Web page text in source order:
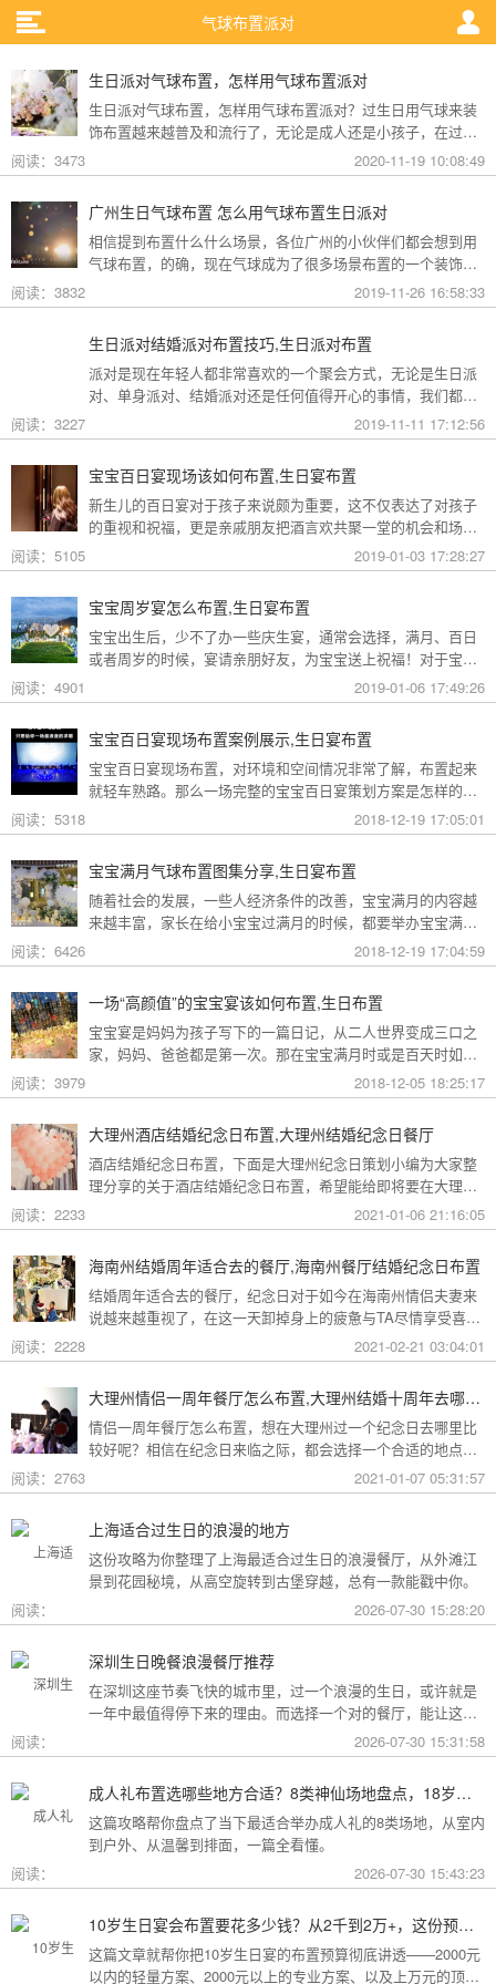
气球布置派对
生日派对气球布置，怎样用气球布置派对
生日派对气球布置，怎样用气球布置派对？过生日用气球来装
饰布置越来越普及和流行了，无论是成人还是小孩子，在过生
日开派对的时候，都喜欢用气球来装饰布置现场，是最能提升
气氛的好办法。今天，礼帮帮生日策划小编就给大家分享怎样
阅读：3473 2020-11-19 10:08:49
广州生日气球布置 怎么用气球布置生日派对
相信提到布置什么什么场景，各位广州的小伙伴们都会想到用
气球布置，的确，现在气球成为了很多场景布置的一个装饰元
素，但其实我们从网络上看到的一些气球布置图片有些实在不
忍直视，布置气球是门艺术，正确的搭配气球会让你的生日派
大家讲解下怎么用气球布置生日派对!
阅读：3832 2019-11-26 16:58:33
生日派对结婚派对布置技巧,生日派对布置
派对是现在年轻人都非常喜欢的一个聚会方式，无论是生日派
对、单身派对、结婚派对还是任何值得开心的事情，我们都会
来一场欢乐又闹腾的派对仪式，平时可能看看别人装扮布置觉
得挺方便的，但是真的到自己布置了，可不是那么容易的呢，
乐的装扮与布置，才能留下最美好又值得纪念的回忆。今天小
编就教教大家怎么布置好一场完美的派对！
阅读：3227 2019-11-11 17:12:56
宝宝百日宴现场该如何布置,生日宴布置
新生儿的百日宴对于孩子来说颇为重要，这不仅表达了对孩子
的重视和祝福，更是亲戚朋友把酒言欢共聚一堂的机会和场
合。哪么宝宝百日宴现场该如何布置？宝宝百日宴的现场要布
置十分的美丽景致，不管日常以浅蓝色为主，男宝宝百岁宴布
阅读：5105 2019-01-03 17:28:27
宝宝周岁宴怎么布置,生日宴布置
​宝宝出生后，少不了办一些庆生宴，通常会选择，满月、百日
或者周岁的时候，宴请亲朋好友，为宝宝送上祝福！对于宝宝
的周岁宴会布置，妈妈们也没少操心哦，今天小编就和大家分
享一些简单而又非常温馨有爱的宝宝周岁宴布置案例，给各位
阅读：4901 2019-01-06 17:49:26
宝宝百日宴现场布置案例展示,生日宴布置
宝宝百日宴现场布置，对环境和空间情况非常了解，布置起来
就轻车熟路。那么一场完整的宝宝百日宴策划方案是怎样的
呢，除了我们看见明星宝宝宴绚丽。今天好派小编带来宝宝百
日宴现场布置。
阅读：5318 2018-12-19 17:05:01
宝宝满月气球布置图集分享,生日宴布置
随着社会的发展，一些人经济条件的改善，宝宝满月的内容越
来越丰富，家长在给小宝宝过满月的时候，都要举办宝宝满月
宴，摆满月酒来为小宝宝进行庆祝，也是宝宝成长过程中一项
重大的仪式。对于宝宝的宴会布置，妈妈们也没少操心哦，今
给各位宝妈做参考哦。
阅读：6426 2018-12-19 17:04:59
一场“高颜值”的宝宝宴该如何布置,生日布置
宝宝宴是妈妈为孩子写下的一篇日记，从二人世界变成三口之
家，妈妈、爸爸都是第一次。那在宝宝满月时或是百天时如何
为宝宝布置一场“高颜值”的宝宝宴呢？今天好派小编带你进入
“高颜值”的宝宝宴的布置现场，让你为宝宝留下美好的纪念日
阅读：3979 2018-12-05 18:25:17
大理州酒店结婚纪念日布置,大理州结婚纪念日餐厅
酒店结婚纪念日布置，下面是大理州纪念日策划小编为大家整
理分享的关于酒店结婚纪念日布置，希望能给即将要在大理州
选择纪念日惊喜活动的朋友们带来帮助！大理州酒店结婚纪念
日布置:特惠海景独立阳台大床房（免费接站接机）客栈位于机
独立阳台，站在阳台上远可看苍山，近可看洱海大理州酒店结
婚纪念日布置:古城恋慕山盟网红星际星界时尚星空帐篷房有免
费的车场，免费红酒吧唱歌，免费茶馆，免费拍照，免费洗衣
阅读：2233 2021-01-06 21:16:05
海南州结婚周年适合去的餐厅,海南州餐厅结婚纪念日布置
结婚周年适合去的餐厅，纪念日对于如今在海南州情侣夫妻来
说越来越重视了，在这一天卸掉身上的疲惫与TA尽情享受喜
悦，那么在海南州适合去哪里过纪念日呢？下面跟着海南州纪
念日策划小编一起来看看关于结婚周年适合去的餐厅的相关内
单间34室1厅客栈，合理舒适温馨的空间欢迎你入住～，房源
设施齐全，洗漱用品齐全，不要你大包小包，有冰箱能让你享
受冰西瓜和冰饮料爽歪歪，小区环境好，安静、安全，如有其
阅读：2228 2021-02-21 03:04:01
大理州情侣一周年餐厅怎么布置,大理州结婚十周年去哪里庆祝
情侣一周年餐厅怎么布置，想在大理州过一个纪念日去哪里比
较好呢？相信在纪念日来临之际，都会选择一个合适的地点和
纪念日策划方案，下面跟着大理州纪念日策划小编一起来看看
关于情侣一周年餐厅怎么布置的内容分享吧！大理州情侣一周
愿你细腻辽阔，夜夜好眠。您好，亲爱的朋友，月牙湾特地为
您提供合理舒适温馨的空间，欢迎你入住～，愿您过上几天神
仙日子。民宿位于大理古城南门，距离苍山、三塔都很近，从
阅读：2763 2021-01-07 05:31:57
上海适合过生日的浪漫的地方
这份攻略为你整理了上海最适合过生日的浪漫餐厅，从外滩江
景到花园秘境，从高空旋转到古堡穿越，总有一款能戳中你。
阅读：
2026-07-30 15:28:20
深圳生日晚餐浪漫餐厅推荐
在深圳这座节奏飞快的城市里，过一个浪漫的生日，或许就是
一年中最值得停下来的理由。而选择一个对的餐厅，能让这一
天从“普通”变成“终生难忘”。无论是俯瞰城市灯火的高空秘境，
还是被鲜花与海风包裹的梦幻露台，深圳从不缺乏仪式感。
阅读： 2026-07-30 15:31:58
成人礼布置选哪些地方合适？8类神仙场地盘点，18岁的仪式感从选对地方开始
这篇攻略帮你盘点了当下最适合举办成人礼的8类场地，从室内
到户外、从温馨到排面，一篇全看懂。
阅读：
2026-07-30 15:43:23
10岁生日宴会布置要花多少钱？从2千到2万+，这份预算攻略讲透了
这篇文章就帮你把10岁生日宴的布置预算彻底讲透——2000元
以内的轻量方案、2000元以上的专业方案、以及上万元的顶配